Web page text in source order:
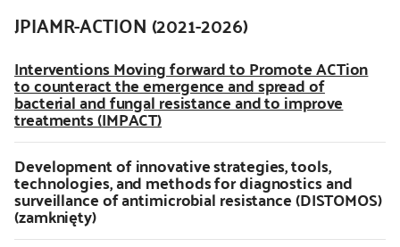
JPIAMR-ACTION (2021-2026)
Interventions Moving forward to Promote ACTion
to counteract the emergence and spread of
bacterial and fungal resistance and to improve
treatments (IMPACT)
Development of innovative strategies, tools,
technologies, and methods for diagnostics and
surveillance of antimicrobial resistance (DISTOMOS)
(zamknięty)